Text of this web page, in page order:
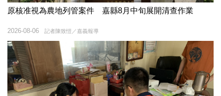
原核准視為農地列管案件 嘉縣8月中旬展開清查作業
記者陳致愷／嘉義報導
2026-08-06